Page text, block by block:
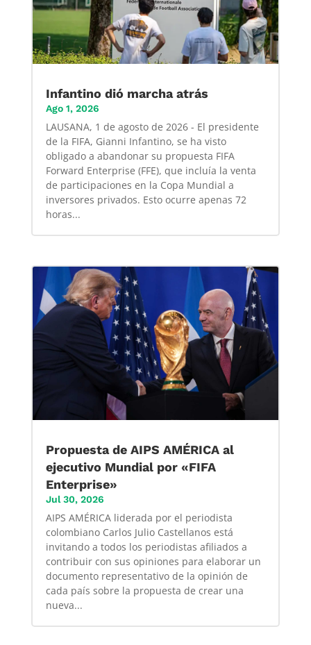
Infantino dió marcha atrás
Ago 1, 2026
LAUSANA, 1 de agosto de 2026 - El presidente
de la FIFA, Gianni Infantino, se ha visto
obligado a abandonar su propuesta FIFA
Forward Enterprise (FFE), que incluía la venta
de participaciones en la Copa Mundial a
inversores privados. Esto ocurre apenas 72
horas...
Propuesta de AIPS AMÉRICA al
ejecutivo Mundial por «FIFA
Enterprise»
Jul 30, 2026
AIPS AMÉRICA liderada por el periodista
colombiano Carlos Julio Castellanos está
invitando a todos los periodistas afiliados a
contribuir con sus opiniones para elaborar un
documento representativo de la opinión de
cada país sobre la propuesta de crear una
nueva...